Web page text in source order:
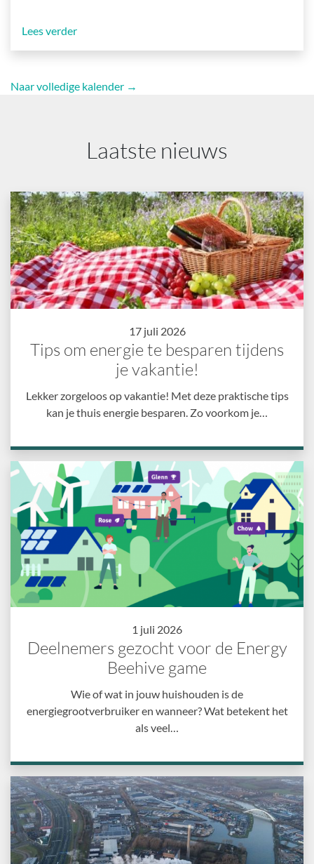
Lees verder
Naar volledige kalender →
Laatste nieuws
17 juli 2026
Tips om energie te besparen tijdens
je vakantie!
Lekker zorgeloos op vakantie! Met deze praktische tips
kan je thuis energie besparen. Zo voorkom je…
1 juli 2026
Deelnemers gezocht voor de Energy
Beehive game
Wie of wat in jouw huishouden is de
energiegrootverbruiker en wanneer? Wat betekent het
als veel…